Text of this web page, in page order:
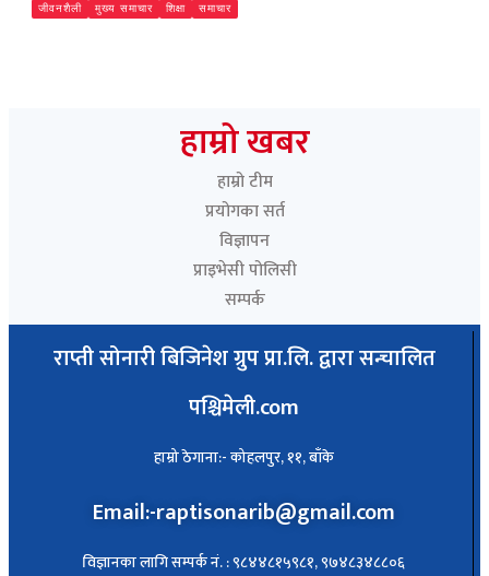
जीवनशैली मुख्य समाचार शिक्षा समाचार
हाम्रो खबर
हाम्रो टीम
प्रयोगका सर्त
विज्ञापन
प्राइभेसी पोलिसी
सम्पर्क
राप्ती सोनारी बिजिनेश ग्रुप प्रा.लि. द्वारा सन्चालित
पश्चिमेली.com
हाम्रो ठेगाना:- कोहलपुर, ११, बाँके
Email:-raptisonarib@gmail.com
विज्ञानका लागि सम्पर्क नं. : ९८४४८१५९८१, ९७४८३४८८०६